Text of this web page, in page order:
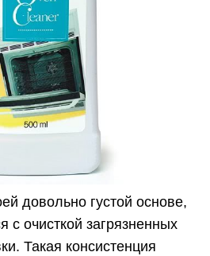
довольно густой основе,
с очисткой загрязненных
Такая консистенция